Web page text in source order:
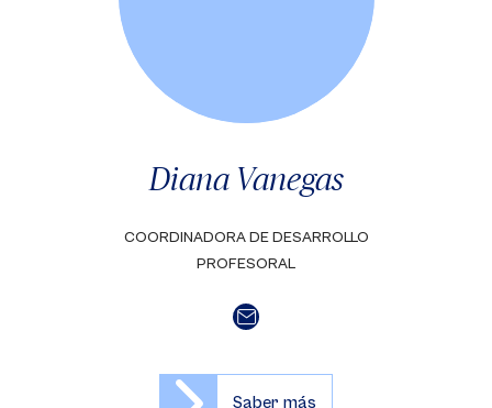
Diana Vanegas
COORDINADORA DE DESARROLLO
PROFESORAL
Saber más